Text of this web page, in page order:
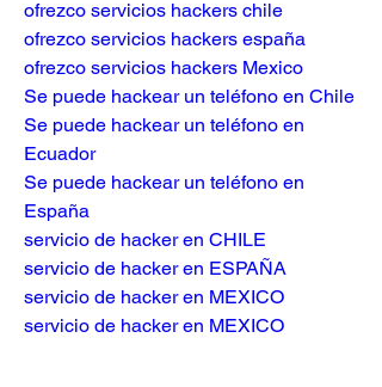
ofrezco servicios hackers chile
ofrezco servicios hackers españa
ofrezco servicios hackers Mexico
Se puede hackear un teléfono en Chile
Se puede hackear un teléfono en
Ecuador
Se puede hackear un teléfono en
España
servicio de hacker en CHILE
servicio de hacker en ESPAÑA
servicio de hacker en MEXICO
servicio de hacker en MEXICO